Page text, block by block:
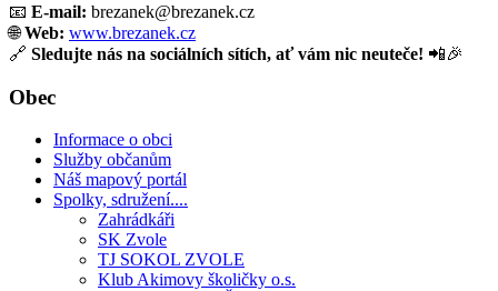
📧 E-mail: brezanek@brezanek.cz
🌐Web: www.brezanek.cz
🔗 Sledujte nás na sociálních sítích, ať vám nic neuteče! 📲🎉
Obec
Informace o obci
Služby občanům
Náš mapový portál
Spolky, sdružení....
Zahrádkáři
SK Zvole
TJ SOKOL ZVOLE
Klub Akimovy školičky o.s.